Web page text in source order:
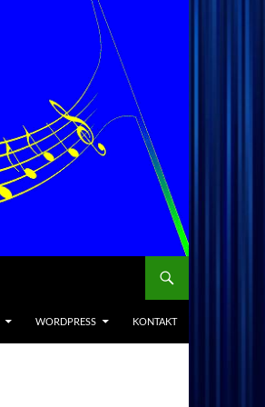
WORDPRESS KONTAKT